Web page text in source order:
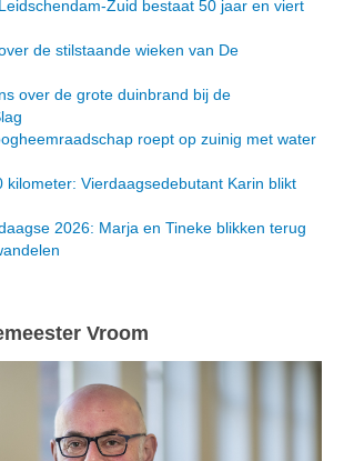
Zuid bestaat 50 jaar en viert
de stilstaande wieken van De
over de grote duinbrand bij de
roept op zuinig met water
kilometer: Vierdaagsedebutant Karin blikt
2026: Marja en Tineke blikken terug
Vroom